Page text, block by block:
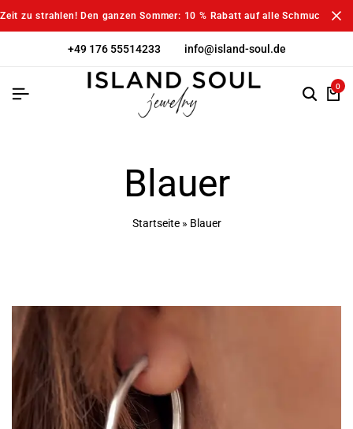
Zeit zu strahlen! Den ganzen Sommer: 10 % Rabatt auf alle
+49 176 55514233 info@island-soul.de
0
Blauer
Startseite» Blauer